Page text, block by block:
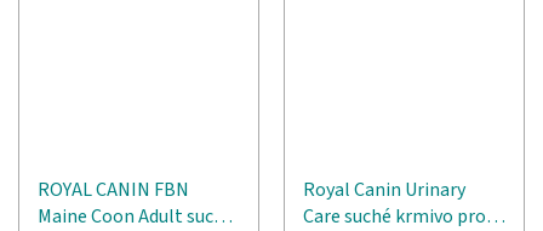
ROYAL CANIN FBN
Maine Coon Adult suché
Royal Canin Urinary
Care suché krmivo pro